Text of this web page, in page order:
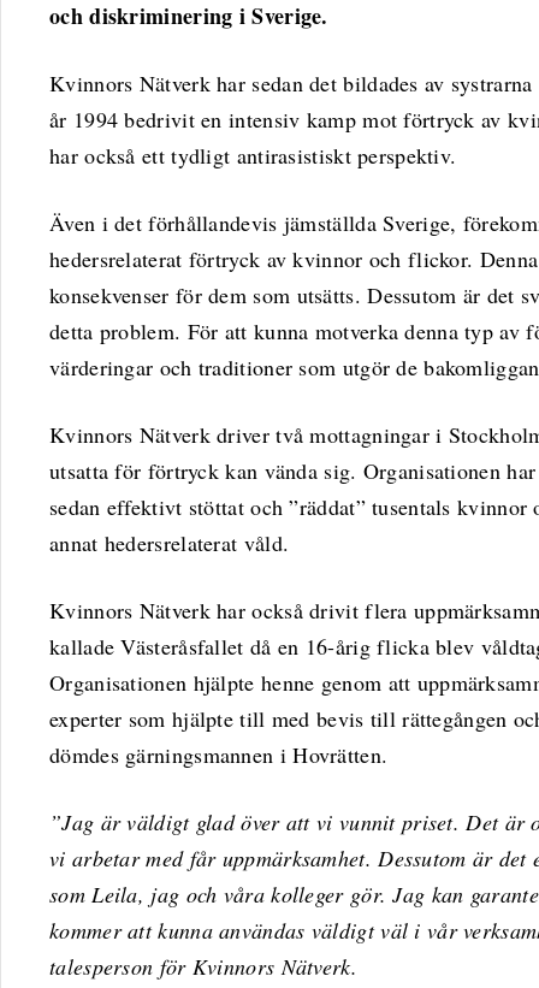
och diskriminering i Sverige.
Kvinnors Nätverk har sedan det bildades av
år 1994 bedrivit en intensiv kamp mot förtryck av
har också ett tydligt antirasistiskt perspektiv.
Även i det förhållandevis jämställda Sverige,
hedersrelaterat förtryck av kvinnor och flickor.
konsekvenser för dem som utsätts. Dessutom är det
detta problem. För att kunna motverka denna typ av
värderingar och traditioner som utgör de
Kvinnors Nätverk driver två mottagningar i
utsatta för förtryck kan vända sig. Organisationen
sedan effektivt stöttat och ”räddat” tusentals
annat hedersrelaterat våld.
Kvinnors Nätverk har också drivit flera
kallade Västeråsfallet då en 16-årig flicka blev
Organisationen hjälpte henne genom att
experter som hjälpte till med bevis till rättegången
dömdes gärningsmannen i Hovrätten.
”Jag är väldigt glad över att vi vunnit priset. Det
vi arbetar med får uppmärksamhet. Dessutom är
som Leila, jag och våra kolleger gör. Jag kan
kommer att kunna användas väldigt väl i vår
talesperson för Kvinnors Nätverk.